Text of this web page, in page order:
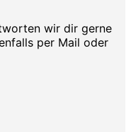
wir dir gerne
per Mail oder